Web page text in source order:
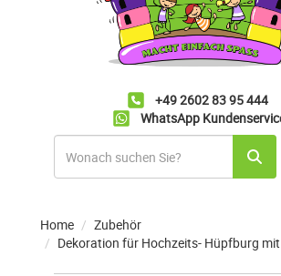
+49 2602 83 95 444
WhatsApp
Home
Zubehör
Dekoration für Hochzeits- Hüpfburg